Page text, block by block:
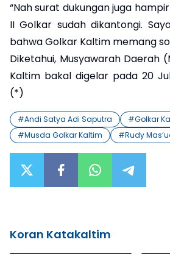
“Nah surat dukungan juga
II Golkar sudah dikantongi.
bahwa Golkar Kaltim memang
Diketahui, Musyawarah Daerah
Kaltim bakal digelar pada 20
(*)
#Andi Satya Adi Saputra #Golkar
#Musda Golkar Kaltim #Rudy
Koran Katakaltim